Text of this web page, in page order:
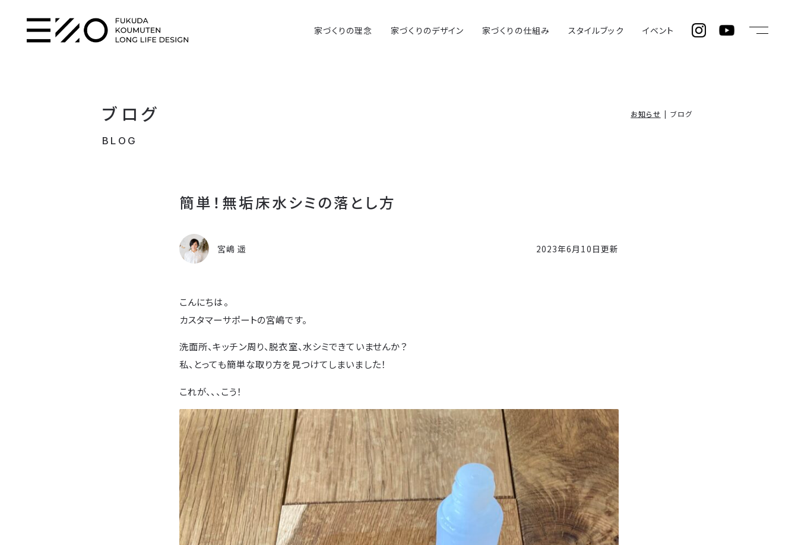
家づくりの理念 家づくりのデザイン 家づくりの仕組み スタイルブック イベント
ブログ
BLOG
お知らせ ブログ
簡単！無垢床水シミの落とし方
2023年6月10日更新
宮嶋 遥
こんにちは。
カスタマーサポートの宮嶋です。
洗面所、キッチン周り、脱衣室、水シミできていませんか？
私、とっても簡単な取り方を見つけてしまいました！
これが、、、こう！